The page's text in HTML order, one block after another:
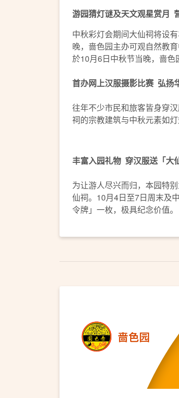
游园猜灯谜及天文观星赏月
中秋彩灯会期间大仙祠将设
晚，啬色园主办可观自然教
於10月6日中秋节当晚，啬色
首办网上汉服摄影比赛 弘扬
往年不少市民和旅客皆身穿
祠的宗教建筑与中秋元素如
丰富入园礼物 穿汉服送「大
为让游人尽兴而归，本园特
仙祠。10月4日至7日周末及
令牌」一枚，极具纪念价值